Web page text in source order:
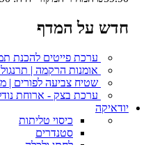
חדש על המדף
ערכת פייטים להכנת
אומנות הרקמה | תרנגול
שטיח צביעה לפורים |
ערכת בצק - ארוחת
יודאיקה
כיסוי טליתות
סטנדרים